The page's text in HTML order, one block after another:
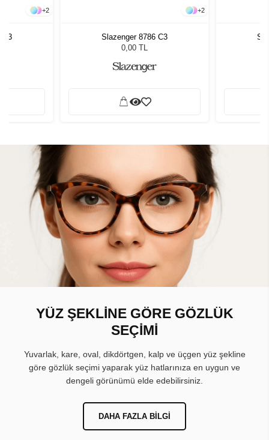
+2
C3
+2
Slazenger 8786 C3
0,00 TL
YÜZ ŞEKLİNE GÖRE GÖZLÜK
SEÇİMİ
Yuvarlak, kare, oval, dikdörtgen, kalp ve üçgen yüz şekline
göre gözlük seçimi yaparak yüz hatlarınıza en uygun ve
dengeli görünümü elde edebilirsiniz.
DAHA FAZLA BILGI